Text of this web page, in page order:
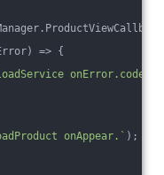
) => {
onError.code
onAppear.` );